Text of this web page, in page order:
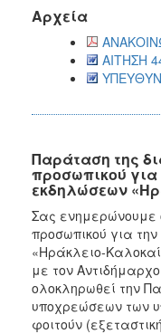
Αρχεία
ΑΙΤΗΣΗ
Παράταση της
προσωπικού
εκδηλώσεων
Σας ενημερώνουμε
προσωπικού για
«Ηράκλειο-
με τον
ολοκληρωθεί την
υποχρεώσεων των
φοιτούν